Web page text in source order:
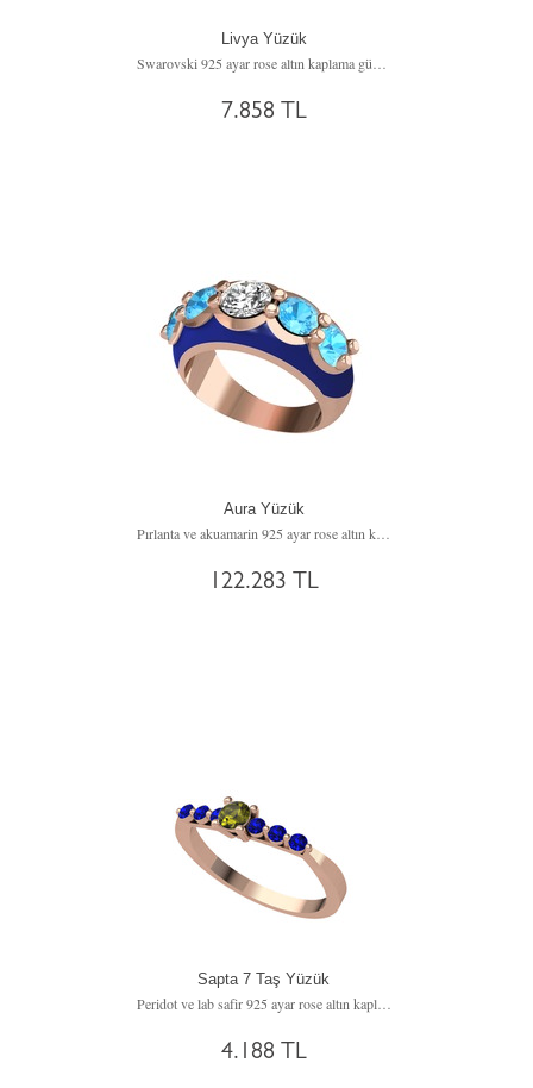
Livya Yüzük
7.858 TL
Aura Yüzük
Pırlanta ve akuamarin 925 ayar rose altın kaplama gümüş yüzük (0.92 karat, lacivert mineli)
122.283 TL
Sapta 7 Taş Yüzük
Peridot ve lab safir 925 ayar rose altın kaplama gümüş yüzük
4.188 TL